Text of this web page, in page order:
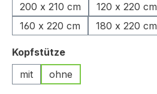
200 x 210 cm
120 x 220 cm
160 x 220 cm
180 x 220 cm
Kopfstützeauswählen
mit
ohne